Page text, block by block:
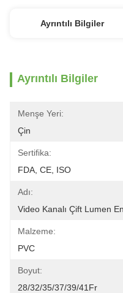
Ayrıntılı Bilgiler
Ayrıntılı Bilgiler
Menşe Yeri:
Çin
Sertifika:
FDA, CE, ISO
Adı:
Video Kanalı Çift Lumen
Malzeme:
PVC
Boyut:
28/32/35/37/39/41Fr